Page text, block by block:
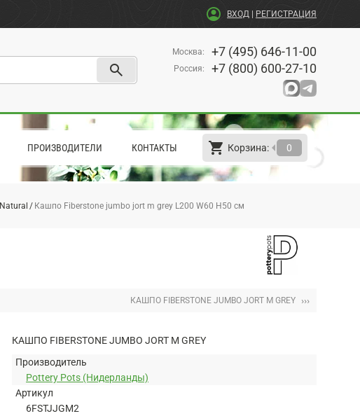
account_circle ВХОД РЕГИСТРАЦИЯ
search
Москва: +7 (495) 646-11-00
Россия: +7 (800) 600-27-10
ПРОИЗВОДИТЕЛИ КОНТАКТЫ shopping_cart Корзина: 0
arrow_left
Natural Кашпо Fiberstone jumbo jort m grey L200 W60 H50 см
КАШПО FIBERSTONE JUMBO JORT M GREY ›››
КАШПО FIBERSTONE JUMBO JORT M GREY
Производитель
Pottery Pots (Нидерланды)
Артикул
6FSTJJGM2